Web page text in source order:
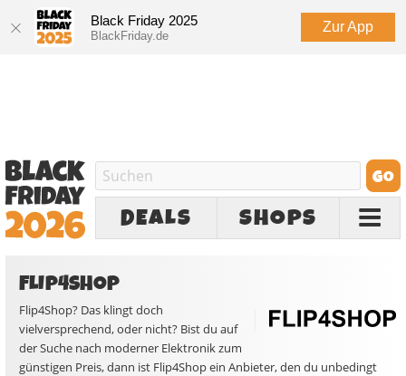
Black Friday 2025
BlackFriday.de
Zur App
DEALS SHOPS
FLIP4SHOP
Flip4Shop? Das klingt doch
vielversprechend, oder nicht? Bist du auf
der Suche nach moderner Elektronik zum
günstigen Preis, dann ist Flip4Shop ein Anbieter, den du unbedingt